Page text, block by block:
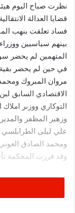
نظرت صباح اليوم
قضايا العدالة
بينهم سياسيين
المتهمين لم يحضر
في حين لم يحضر
مروان المبروك
الاقتصادي السابق
التوكاري ووزىر
وزهير المظفر
علي ليلى
ومحمد الصادق
وقد قررت المحكمة